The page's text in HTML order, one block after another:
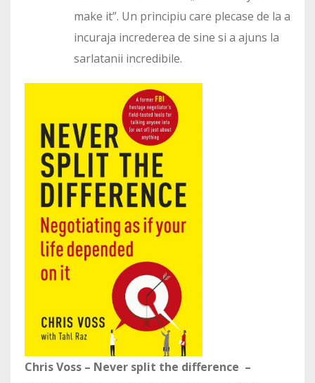
make it”. Un principiu care plecase de la a
incuraja increderea de sine si a ajuns la
sarlatanii incredibile.
Chris Voss – Never split the difference –